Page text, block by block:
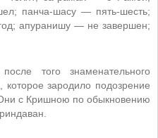
панча-шасу — пять-шесть;
апуранишу — не завершен;
того знаменательного
зародило подозрение
с Кришною по обыкновению